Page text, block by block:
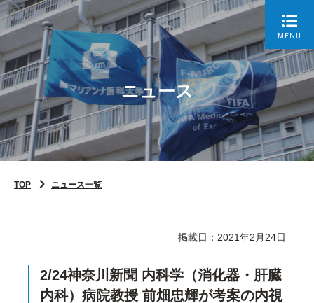
MENU
ニュース
TOP ニュース一覧
掲載日：2021年2月24日
2/24神奈川新聞 内科学（消化器・肝臓
内科）病院教授 前畑忠輝が考案の内視